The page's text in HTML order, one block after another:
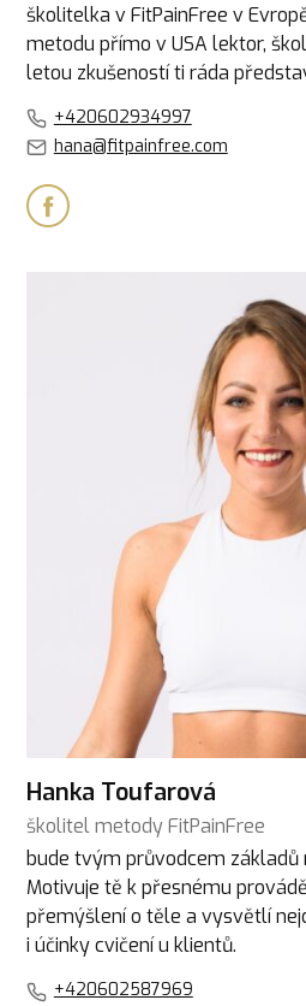
školitelka v FitPainFree v
metodu přímo v USA lektor,
letou zkušeností ti ráda
+420602934997
hana@fitpainfree.com
Hanka Toufarová
školitel metody FitPainFree
bude tvým průvodcem základů
Motivuje tě k přesnému
přemýšlení o těle a vysvětlí
i účinky cvičení u klientů.
+420602587969